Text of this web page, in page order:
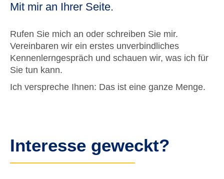
Mit mir an Ihrer Seite.
Rufen Sie mich an oder schreiben Sie mir.
Vereinbaren wir ein erstes unverbindliches
Kennenlerngespräch und schauen wir, was ich für
Sie tun kann.
Ich verspreche Ihnen: Das ist eine ganze Menge.
Interesse geweckt?